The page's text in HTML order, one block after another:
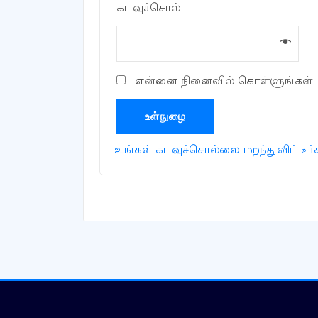
கடவுச்சொல்
என்னை நினைவில் கொள்ளுங்கள்
உள்நுழை
உங்கள் கடவுச்சொல்லை